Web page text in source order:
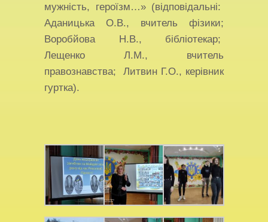
мужність, героїзм…» (відповідальні:
Аданицька О.В., вчитель фізики;
Воробйова Н.В., бібліотекар;
Лещенко Л.М., вчитель
правознавства; Литвин Г.О., керівник
гуртка).